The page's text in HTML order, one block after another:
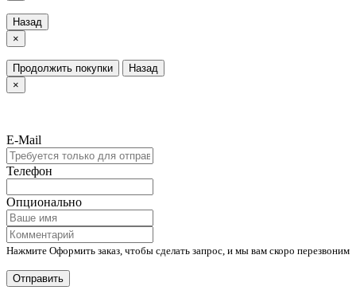
Назад
×
Продолжить покупки
Назад
×
E-Mail
Телефон
Опционально
Нажмите Оформить заказ, чтобы сделать запрос, и мы вам скоро перезвоним
Отправить